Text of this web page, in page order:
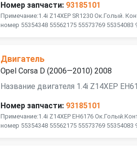
Номер запчасти: 93185101
Примечание:1.4i Z14XEP SR1230 Ок.Голый.
номер 55354348 55562175 55573769 55354083
Двигатель
Opel Corsa D (2006—2010) 2008
Название двигателя 1.4i Z14XEP
Номер запчасти: 93185101
Примечание:1.4i Z14XEP EH6176
номер 55354348 55562175 55573769 55354083